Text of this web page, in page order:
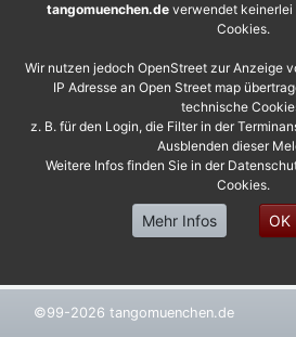
©99-2026 tangomuenchen.de
tangomuenchen.de verwendet
Cookies.
Wir nutzen jedoch OpenStreet zur Anzeige
IP Adresse an Open Street map
technische
z. B. für den Login, die Filter in der
Ausblenden dieser
Weitere Infos finden Sie in der
Cookies.
Mehr Infos OK